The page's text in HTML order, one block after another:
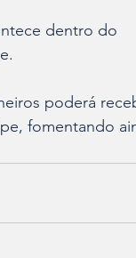
dentro do
poderá
fomentando